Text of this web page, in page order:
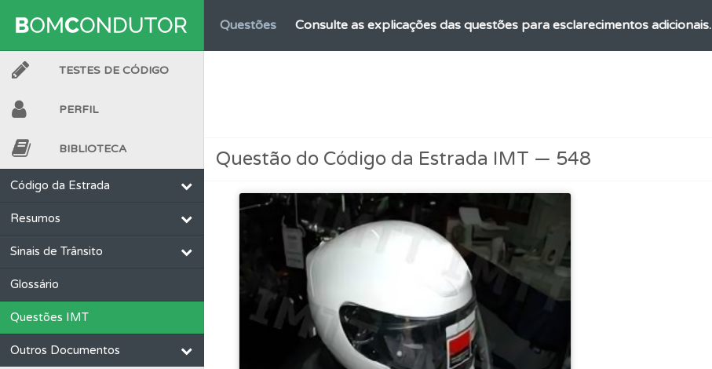
Questões Consulte as explicações das questões para esclarecimentos adicionais.
Consulte aqui todas as questões que usamos na plataforma.
Veja as questões que errou no seu perfil.
O teste "Novas" apresenta-lhe questões a que ainda não respondeu.
TESTES DE CÓDIGO
PERFIL
BIBLIOTECA
Código da Estrada
Resumos
Sinais de Trânsito
Glossário
Questões IMT
Outros Documentos
Questão do Código da Estrada IMT — 548